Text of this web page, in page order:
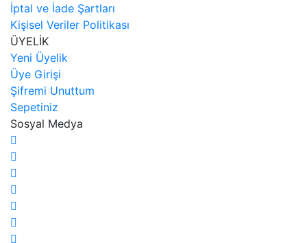
İptal ve İade Şartları
Kişisel Veriler Politikası
ÜYELİK
Yeni Üyelik
Üye Girişi
Şifremi Unuttum
Sepetiniz
Sosyal Medya